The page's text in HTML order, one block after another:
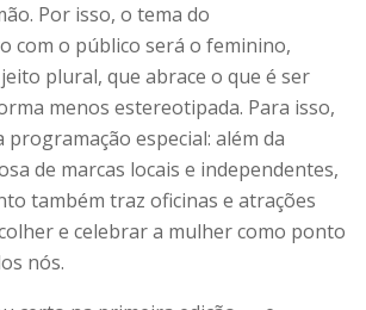
Por isso, o tema do
com o público será o feminino,
plural, que abrace o que é ser
menos estereotipada. Para isso,
especial: além da
de marcas locais e independentes,
também traz oficinas e atrações
e celebrar a mulher como ponto
nós.